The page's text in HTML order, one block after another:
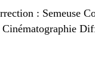
: Semeuse